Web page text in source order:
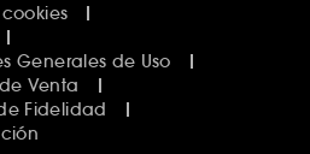
Generales de Uso
Venta
Fidelidad